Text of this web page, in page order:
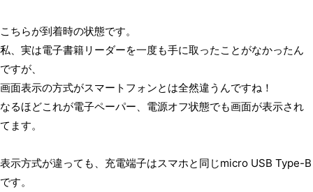
こちらが到着時の状態です。
私、実は電子書籍リーダーを一度も手に取ったことがなかったん
ですが、
画面表示の方式がスマートフォンとは全然違うんですね！
なるほどこれが電子ペーパー、電源オフ状態でも画面が表示され
てます。
表示方式が違っても、充電端子はスマホと同じmicro USB Type-B
です。